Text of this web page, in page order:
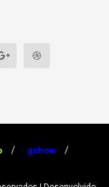
gshow